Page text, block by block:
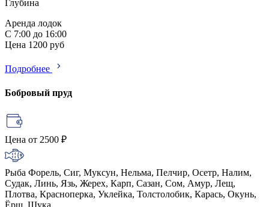
Глубина
Аренда лодок
С 7:00 до 16:00
Цена 1200 руб
Подробнее
Бобровый пруд
Цена от 2500 ₽
Рыба Форель, Сиг, Муксун, Нельма, Пелчир, Осетр, Налим,
Судак, Линь, Язь, Жерех, Карп, Сазан, Сом, Амур, Лещ,
Плотва, Красноперка, Уклейка, Толстолобик, Карась, Окунь,
Ёрш, Щука